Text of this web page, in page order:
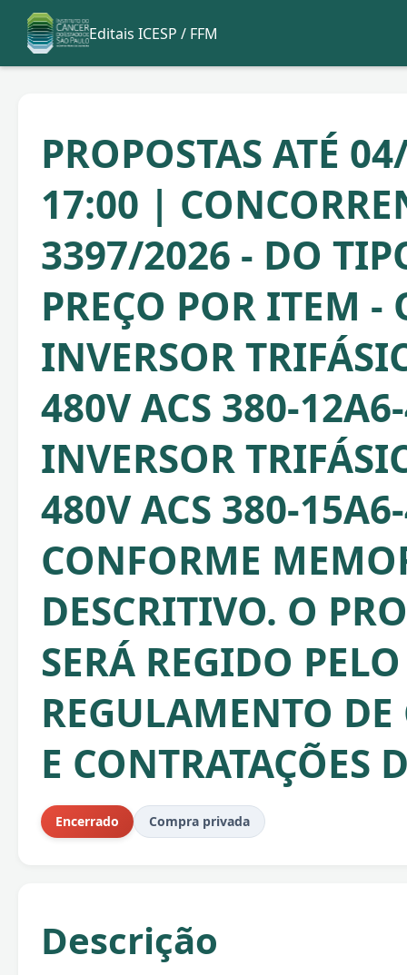
Editais ICESP / FFM
PROPOSTAS ATÉ
17:00 |
3397/2026 - DO
PREÇO POR ITEM -
INVERSOR
480V ACS 380-
INVERSOR
480V ACS 380-
CONFORME
DESCRITIVO. O
SERÁ REGIDO PELO
REGULAMENTO DE
E CONTRATAÇÕES
Encerrado Compra privada
Descrição